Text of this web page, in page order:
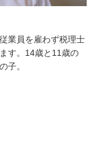
業員を雇わず税理士
す。14歳と11歳の
子。